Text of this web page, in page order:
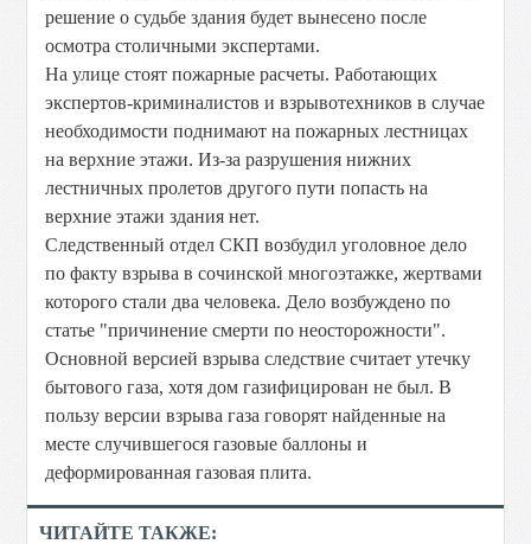
решение о судьбе здания будет вынесено после
осмотра столичными экспертами.
На улице стоят пожарные расчеты. Работающих
экспертов-криминалистов и взрывотехников в случае
необходимости поднимают на пожарных лестницах
на верхние этажи. Из-за разрушения нижних
лестничных пролетов другого пути попасть на
верхние этажи здания нет.
Следственный отдел СКП возбудил уголовное дело
по факту взрыва в сочинской многоэтажке, жертвами
которого стали два человека. Дело возбуждено по
статье "причинение смерти по неосторожности".
Основной версией взрыва следствие считает утечку
бытового газа, хотя дом газифицирован не был. В
пользу версии взрыва газа говорят найденные на
месте случившегося газовые баллоны и
деформированная газовая плита.
ЧИТАЙТЕ ТАКЖЕ: